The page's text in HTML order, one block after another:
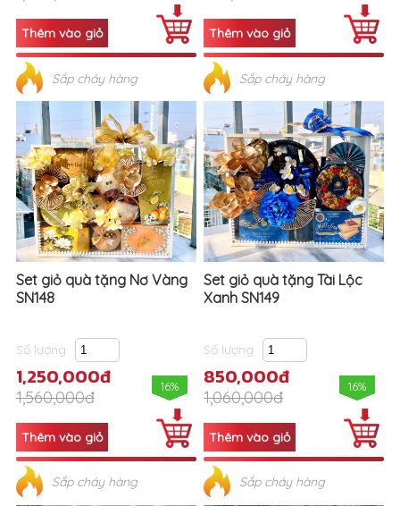
Sắp cháy hàng Sắp cháy hàng
Set giỏ quà tặng Nơ Vàng
SN148
Số lượng
1,250,000đ
1,560,000đ
16%
Sắp cháy hàng
Set giỏ quà tặng Tài Lộc
Xanh SN149
Số lượng
850,000đ
1,060,000đ
16%
Sắp cháy hàng